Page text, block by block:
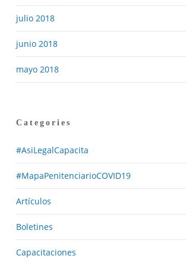
julio 2018
junio 2018
mayo 2018
Categories
#AsiLegalCapacita
#MapaPenitenciarioCOVID19
Artículos
Boletines
Capacitaciones